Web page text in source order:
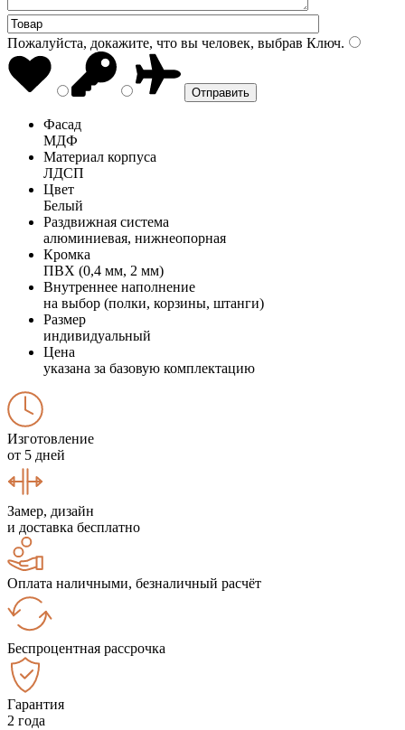
Пожалуйста, докажите, что вы человек, выбрав Ключ.
Фасад
МДФ
Материал корпуса
ЛДСП
Цвет
Белый
Раздвижная система
алюминиевая, нижнеопорная
Кромка
ПВХ (0,4 мм, 2 мм)
Внутреннее наполнение
на выбор (полки, корзины, штанги)
Размер
индивидуальный
Цена
указана за базовую комплектацию
Изготовление
от 5 дней
Замер, дизайн
и доставка бесплатно
Оплата наличными, безналичный расчёт
Беспроцентная рассрочка
Гарантия
2 года